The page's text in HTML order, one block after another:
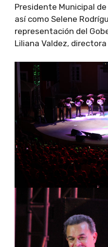
Presidente Municipal
así como Selene
representación del
Liliana Valdez,